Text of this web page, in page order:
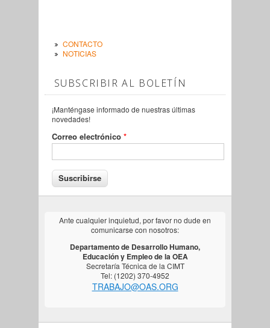
CONTACTO
NOTICIAS
SUBSCRIBIR AL BOLETÍN
¡Manténgase informado de nuestras últimas
novedades!
Correo electrónico *
Ante cualquier inquietud, por favor no dude en
comunicarse con nosotros:
Departamento de Desarrollo Humano,
Educación y Empleo de la OEA
Secretaría Técnica de la CIMT
Tel: (1202) 370-4952
TRABAJO@OAS.ORG